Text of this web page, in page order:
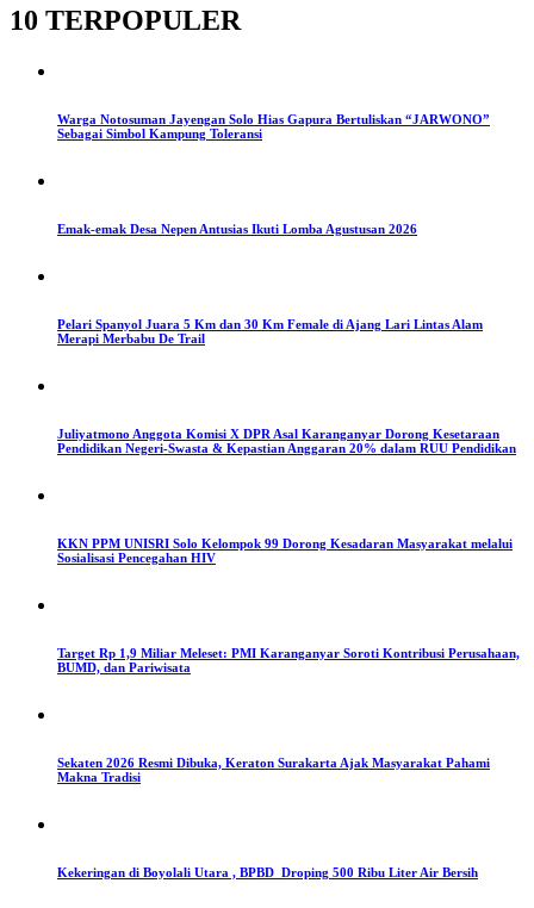
10 TERPOPULER
Warga Notosuman Jayengan Solo Hias Gapura Bertuliskan “JARWONO”
Sebagai Simbol Kampung Toleransi
Emak-emak Desa Nepen Antusias Ikuti Lomba Agustusan 2026
Pelari Spanyol Juara 5 Km dan 30 Km Female di Ajang Lari Lintas Alam
Merapi Merbabu De Trail
Juliyatmono Anggota Komisi X DPR Asal Karanganyar Dorong Kesetaraan
Pendidikan Negeri-Swasta & Kepastian Anggaran 20% dalam RUU Pendidikan
KKN PPM UNISRI Solo Kelompok 99 Dorong Kesadaran Masyarakat melalui
Sosialisasi Pencegahan HIV
Target Rp 1,9 Miliar Meleset: PMI Karanganyar Soroti Kontribusi Perusahaan,
BUMD, dan Pariwisata
Sekaten 2026 Resmi Dibuka, Keraton Surakarta Ajak Masyarakat Pahami
Makna Tradisi
Kekeringan di Boyolali Utara , BPBD Droping 500 Ribu Liter Air Bersih